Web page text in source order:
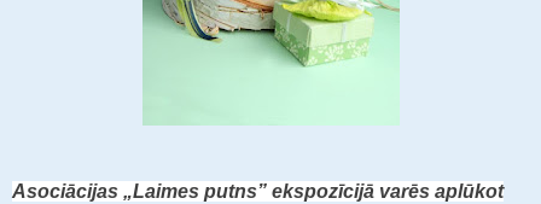
Asociācijas „Laimes putns” ekspozīcijā varēs aplūkot